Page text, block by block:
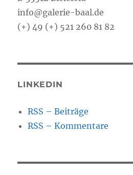
info@galerie-baal.de
(+) 49 (+) 521 260 81 82
LINKEDIN
RSS – Beiträge
RSS – Kommentare